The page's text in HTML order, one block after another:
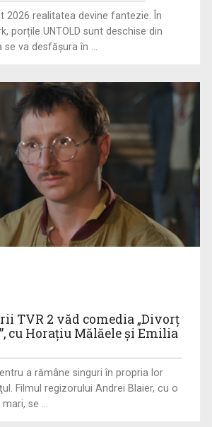
planul FIFA de privatizare parțială a
- Taberele ARC – Acolo unde începe
2026 realitatea devine fantezie. În
porțile UNTOLD sunt deschise din
va desfășura în ...
TVR 2 văd comedia „Divorţ
cu Horaţiu Mălăele şi Emilia
a rămâne singuri în propria lor
Filmul regizorului Andrei Blaier, cu o
se ...